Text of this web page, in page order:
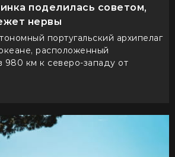
поделилась советом,
нервы
португальский архипелаг
расположенный
980 км к северо-западу от